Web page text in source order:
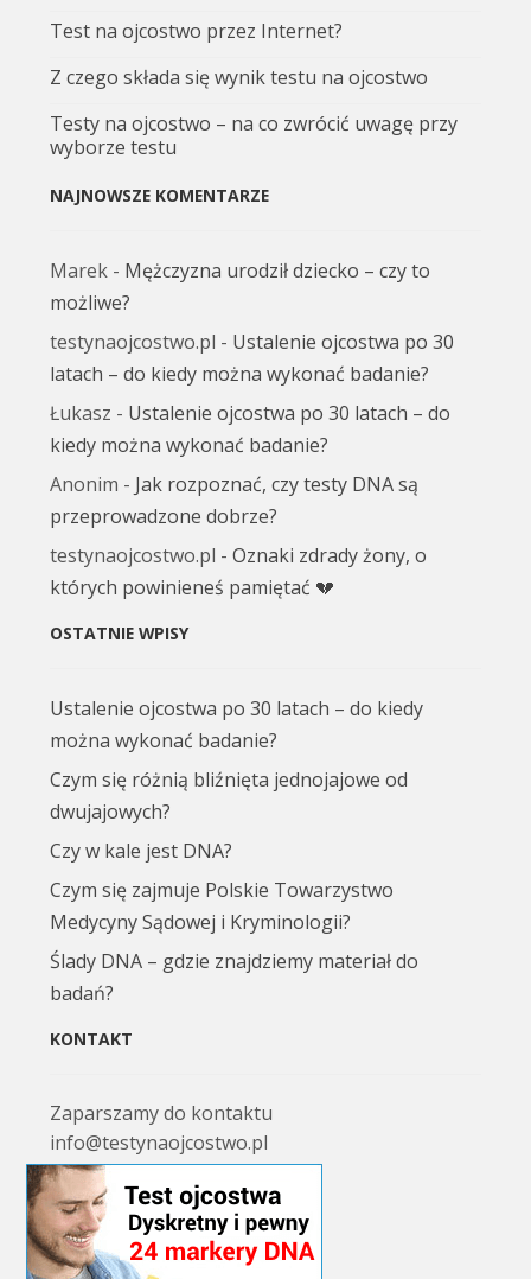
Test na ojcostwo przez Internet?
Z czego składa się wynik testu na ojcostwo
Testy na ojcostwo – na co zwrócić uwagę przy
wyborze testu
NAJNOWSZE KOMENTARZE
Marek - Mężczyzna urodził dziecko – czy to
możliwe?
testynaojcostwo.pl - Ustalenie ojcostwa po 30
latach – do kiedy można wykonać badanie?
Łukasz - Ustalenie ojcostwa po 30 latach – do
kiedy można wykonać badanie?
Anonim - Jak rozpoznać, czy testy DNA są
przeprowadzone dobrze?
testynaojcostwo.pl -Oznaki zdrady żony, o
których powinieneś pamiętać 💔
OSTATNIE WPISY
Ustalenie ojcostwa po 30 latach – do kiedy
można wykonać badanie?
Czym się różnią bliźnięta jednojajowe od
dwujajowych?
Czy w kale jest DNA?
Czym się zajmuje Polskie Towarzystwo
Medycyny Sądowej i Kryminologii?
Ślady DNA – gdzie znajdziemy materiał do
badań?
KONTAKT
Zaparszamy do kontaktu
info@testynaojcostwo.pl